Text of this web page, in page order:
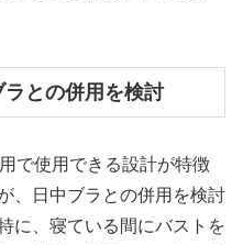
との併用を検討
で使用できる設計が特徴
、日中ブラとの併用を検討
に、寝ている間にバストを